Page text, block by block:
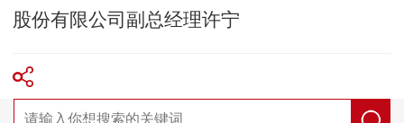
股份有限公司副总经理许宁